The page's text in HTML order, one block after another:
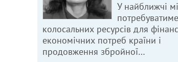
У найближчі
потребуватиме
колосальних ресурсів для
економічних потреб країни і
продовження збройної…